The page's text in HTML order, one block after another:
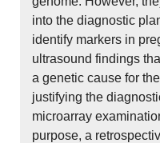
into the diagnostic
identify markers in
ultrasound findings
a genetic cause for
justifying the
microarray
purpose, a